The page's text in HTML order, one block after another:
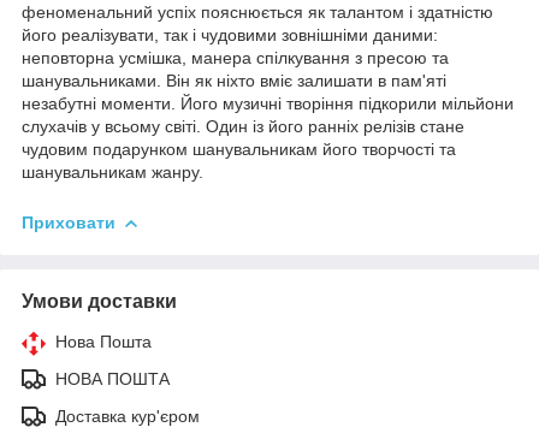
феноменальний успіх пояснюється як талантом і здатністю
його реалізувати, так і чудовими зовнішніми даними:
неповторна усмішка, манера спілкування з пресою та
шанувальниками. Він як ніхто вміє залишати в пам'яті
незабутні моменти. Його музичні творіння підкорили мільйони
слухачів у всьому світі. Один із його ранніх релізів стане
чудовим подарунком шанувальникам його творчості та
шанувальникам жанру.
Приховати
Умови доставки
Нова Пошта
НОВА ПОШТА
Доставка кур'єром